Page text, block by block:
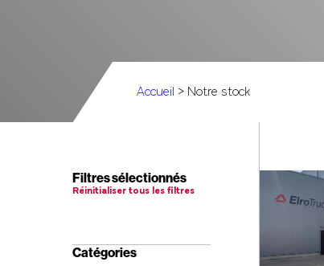
Accueil > Notre stock
Filtres sélectionnés
Réinitialiser tous les filtres
Catégories